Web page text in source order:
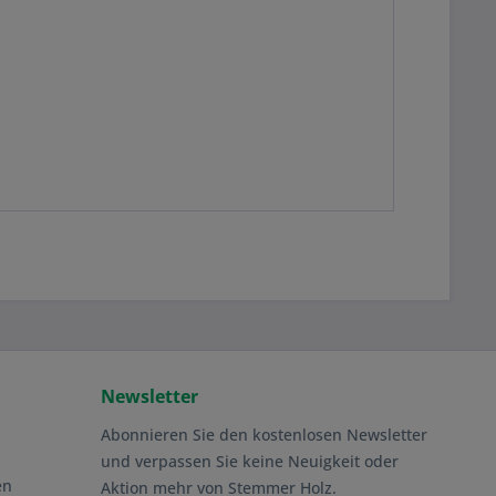
Newsletter
Abonnieren Sie den kostenlosen Newsletter
und verpassen Sie keine Neuigkeit oder
Aktion mehr von Stemmer Holz.